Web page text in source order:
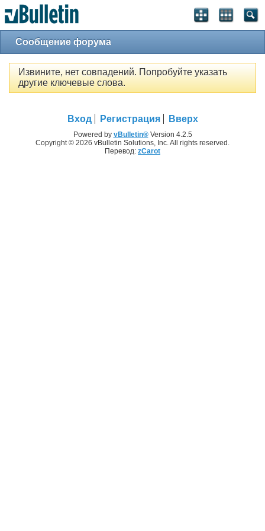
Сообщение форума
Извините, нет совпадений. Попробуйте указать
другие ключевые слова.
Вход Регистрация Вверх
Powered by vBulletin®Version 4.2.5
Copyright © 2026 vBulletin Solutions, Inc. All rights reserved.
Перевод: zCarot